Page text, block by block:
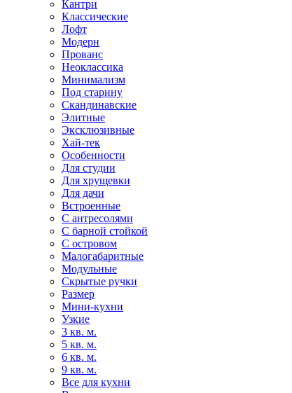
Кантри
Классические
Лофт
Модерн
Прованс
Неоклассика
Минимализм
Под старину
Скандинавские
Элитные
Эксклюзивные
Хай-тек
Особенности
Для студии
Для хрущевки
Для дачи
Встроенные
С антресолями
С барной стойкой
С островом
Малогабаритные
Модульные
Скрытые ручки
Размер
Мини-кухни
Узкие
3 кв. м.
5 кв. м.
6 кв. м.
9 кв. м.
Все для кухни